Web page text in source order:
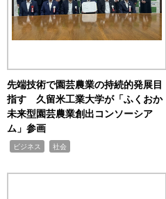
先端技術で園芸農業の持続的発展目
指す 久留米工業大学が「ふくおか
未来型園芸農業創出コンソーシア
ム」参画
ビジネス 社会